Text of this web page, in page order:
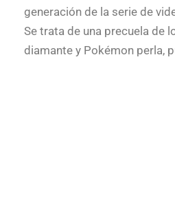
generación de la serie de
Se trata de una precuela de
diamante y Pokémon perla,